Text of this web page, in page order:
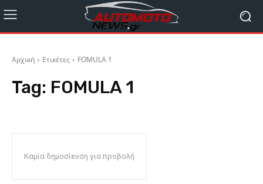
Αρχική Ετικέτες FOMULA 1
Tag: FOMULA 1
Καμία δημοσίευση για προβολή